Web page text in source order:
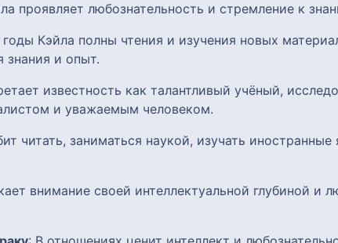
проявляет любознательность и стремление к
Кэйла полны чтения и изучения новых
знания и опыт.
известность как талантливый учёный,
и уважаемым человеком.
читать, заниматься наукой, изучать
внимание своей интеллектуальной глубиной